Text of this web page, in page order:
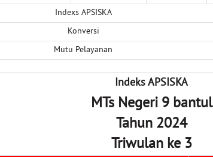
Indexs APSISKA
Konversi
Mutu Pelayanan
Indeks APSISKA
MTs Negeri 9 bantul
Tahun 2024
Triwulan ke 3